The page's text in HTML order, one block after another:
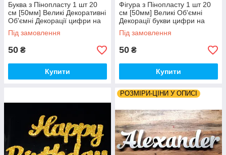
Буква з Пінопласту 1 шт 20
см [50мм] Великі Декоративні
Об'ємні Декорації цифри на
весілля слова з пінопласту
Під замовлення
50 ₴
Купити
Фігура з Пінопласту 1 шт 20
см [50мм] Великі Об'ємні
Декорації букви цифри на
весілля, ІН, слова з
пінопласту
Під замовлення
50 ₴
Купити
РОЗМІРИ-ЦІНИ У ОПИСІ